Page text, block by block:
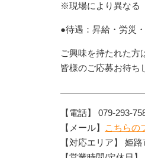
※現場により異なる
●待遇：昇給・労災
ご興味を持たれた方
皆様のご応募お待ち
【電話】 079-293-
【メール】
こちらの
【対応エリア】 姫